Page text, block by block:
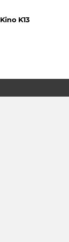
Kino K13